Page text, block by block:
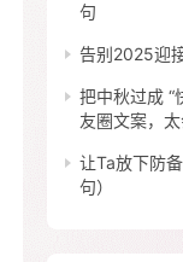
句
告别2025迎
把中秋过成 “
友圈文案，太
让Ta放下防
句）